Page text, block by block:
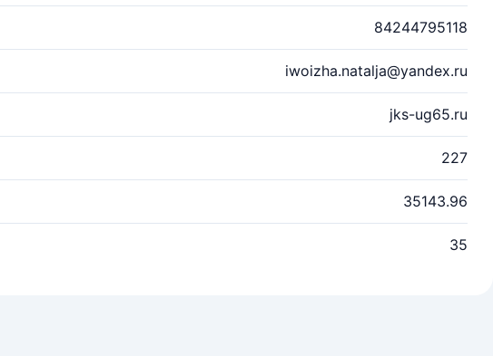
84244795118
iwoizha.natalja@yandex.ru
jks-ug65.ru
227
35143.96
35